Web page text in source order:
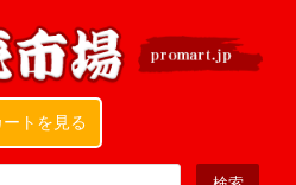
ートを見る